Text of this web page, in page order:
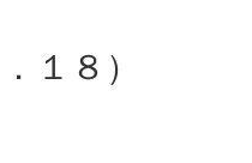
１８）